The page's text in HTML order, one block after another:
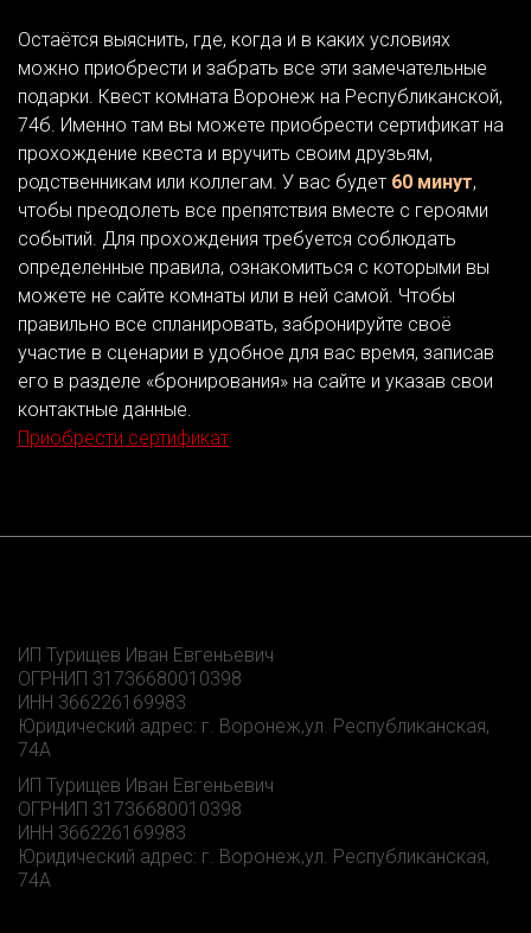
Остаётся выяснить, где, когда и в каких условиях
можно приобрести и забрать все эти замечательные
подарки. Квест комната Воронеж на Республиканской,
74б. Именно там вы можете приобрести сертификат на
прохождение квеста и вручить своим друзьям,
родственникам или коллегам. У вас будет 60 минут,
чтобы преодолеть все препятствия вместе с героями
событий. Для прохождения требуется соблюдать
определенные правила, ознакомиться с которыми вы
можете не сайте комнаты или в ней самой. Чтобы
правильно все спланировать, забронируйте своё
участие в сценарии в удобное для вас время, записав
его в разделе «бронирования» на сайте и указав свои
контактные данные.
Приобрести сертификат
ИП Турищев Иван Евгеньевич
ОГРНИП 31736680010398
ИНН 366226169983
Юридический адрес: г. Воронеж,ул. Республиканская,
74А
ИП Турищев Иван Евгеньевич
ОГРНИП 31736680010398
ИНН 366226169983
Юридический адрес: г. Воронеж,ул. Республиканская,
74А